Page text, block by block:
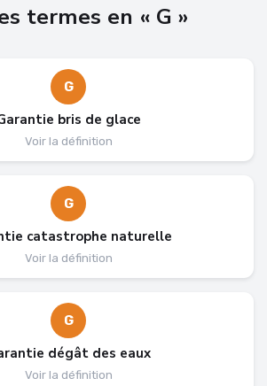
termes en « G »
G
bris de glace
Voir la définition
G
catastrophe naturelle
Voir la définition
G
dégât des eaux
Voir la définition